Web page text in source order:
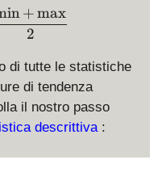
=
2
in+max
di tutte le statistiche
di tendenza
il nostro passo
descrittiva :